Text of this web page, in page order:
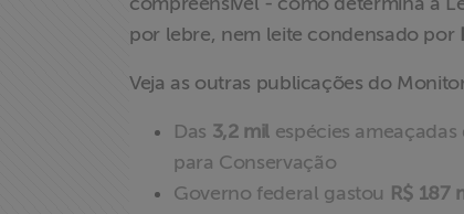
por lebre, nem leite condensado por
Veja as outras publicações do
Das 3,2 mil espécies
para Conservação
Governo federal gastou R$ 187